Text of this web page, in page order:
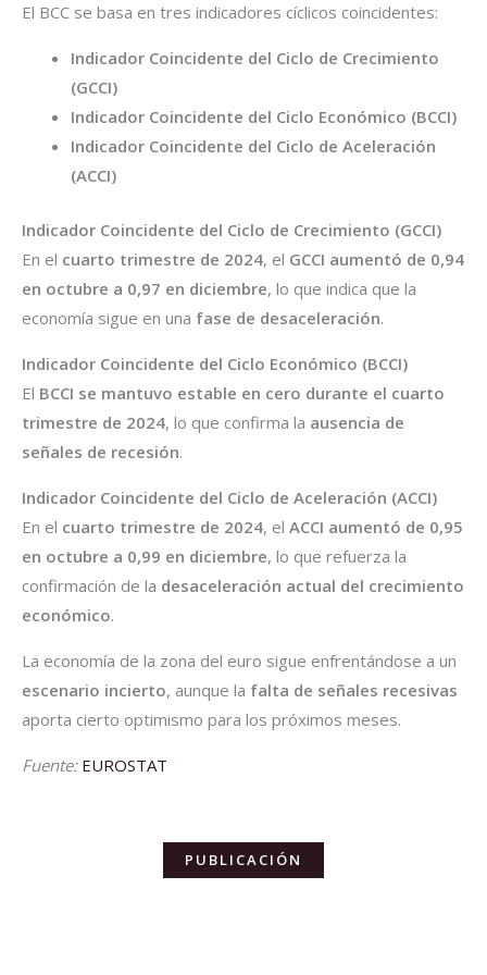
El BCC se basa en tres indicadores cíclicos coincidentes:
Indicador Coincidente del Ciclo de Crecimiento
(GCCI)
Indicador Coincidente del Ciclo Económico (BCCI)
Indicador Coincidente del Ciclo de Aceleración
(ACCI)
Indicador Coincidente del Ciclo de Crecimiento (GCCI)
En el cuarto trimestre de 2024, el GCCI aumentó de 0,94
en octubre a 0,97 en diciembre, lo que indica que la
economía sigue en una fase de desaceleración.
Indicador Coincidente del Ciclo Económico (BCCI)
El BCCI se mantuvo estable en cero durante el cuarto
trimestre de 2024, lo que confirma la ausencia de
señales de recesión.
Indicador Coincidente del Ciclo de Aceleración (ACCI)
En el cuarto trimestre de 2024, el ACCI aumentó de 0,95
en octubre a 0,99 en diciembre, lo que refuerza la
confirmación de la desaceleración actual del crecimiento
económico.
La economía de la zona del euro sigue enfrentándose a un
escenario incierto, aunque la falta de señales recesivas
aporta cierto optimismo para los próximos meses.
Fuente: EUROSTAT
PUBLICACIÓN